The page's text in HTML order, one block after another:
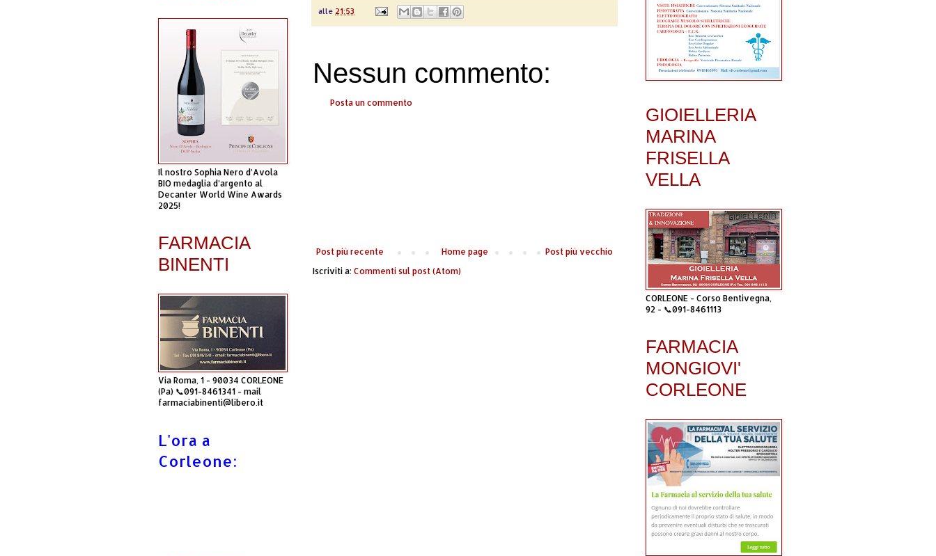
alle 21:53
Nessun commento:
Posta un commento
Post più recente Post più vecchio
Home page
Iscriviti a: Commenti sul post (Atom)
Il nostro Sophia Nero d’Avola
BIO medaglia d’argento al
Decanter World Wine Awards
2025!
FARMACIA
BINENTI
Via Roma, 1 - 90034 CORLEONE
(Pa) 📞091-8461341 - mail
farmaciabinenti@libero.it
L'ora a
Corleone:
GIOIELLERIA
MARINA
FRISELLA
VELLA
CORLEONE - Corso Bentivegna,
92 - 📞091-8461113
FARMACIA
MONGIOVI'
CORLEONE